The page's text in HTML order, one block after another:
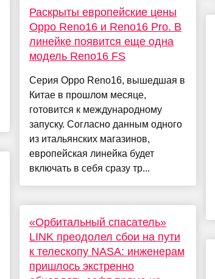
Раскрыты европейские цены
Oppo Reno16 и Reno16 Pro. В
линейке появится еще одна
модель Reno16 FS
Серия Oppo Reno16, вышедшая в
Китае в прошлом месяце,
готовится к международному
запуску. Согласно данным одного
из итальянских магазинов,
европейская линейка будет
включать в себя сразу тр...
«Орбитальный спасатель»
LINK преодолел сбои на пути
к телескопу NASA: инженерам
пришлось экстренно